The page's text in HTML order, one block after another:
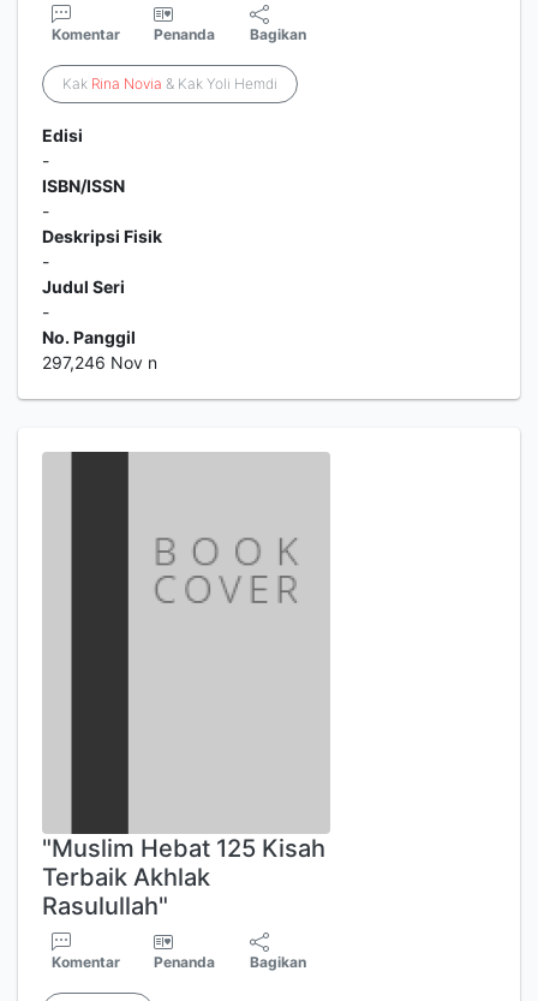
Komentar Penanda Bagikan
Kak Rina Novia & Kak Yoli Hemdi
Edisi
-
ISBN/ISSN
-
Deskripsi Fisik
-
Judul Seri
-
No. Panggil
297,246 Nov n
"Muslim Hebat 125 Kisah
Terbaik Akhlak
Rasulullah"
Komentar Penanda Bagikan